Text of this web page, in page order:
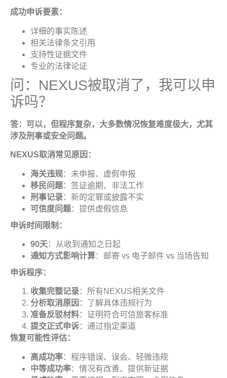
成功申诉要素：
详细的事实陈述
相关法律条文引用
支持性证据文件
专业的法律论证
问：NEXUS被取消了，我可以申
诉吗？
答：可以，但程序复杂，大多数情况恢复难度极大，尤其
涉及刑事或安全问题。
NEXUS取消常见原因 ：
海关违规：未申报、虚假申报
移民问题：签证逾期、非法工作
刑事记录：新的定罪或披露不实
可信度问题：提供虚假信息
申诉时间限制 ：
90天：从收到通知之日起
通知方式影响计算：邮寄 vs 电子邮件 vs 当场告知
申诉程序：
收集完整记录：所有NEXUS相关文件
分析取消原因 ：了解具体违规行为
准备反驳材料：证明符合可信旅客标准
提交正式申诉：通过指定渠道
恢复可能性评估：
高成功率：程序错误、误会、轻微违规
中等成功率：情况有改善、提供新证据